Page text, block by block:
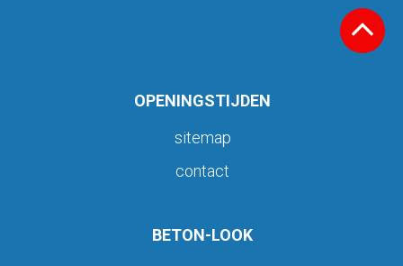
OPENINGSTIJDEN
sitemap
contact
BETON-LOOK